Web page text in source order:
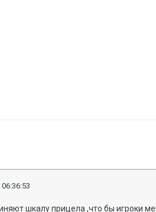
шкалу прицела ,что бы игроки